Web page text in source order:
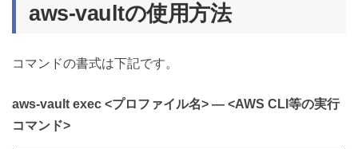
aws-vaultの使用方法
コマンドの書式は下記です。
aws-vault exec <プロファイル名> — <AWS CLI等の実行
コマンド>